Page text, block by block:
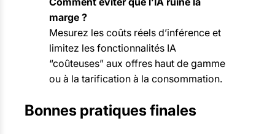
marge ?
Mesurez les coûts réels d’inférence et
limitez les fonctionnalités IA
“coûteuses” aux offres haut de gamme
ou à la tarification à la consommation.
Bonnes pratiques finales